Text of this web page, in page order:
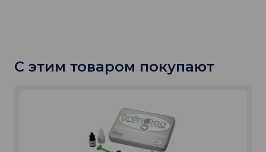
С этим товаром покупают